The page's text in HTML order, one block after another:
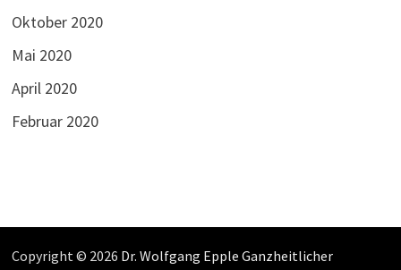
Oktober 2020
Mai 2020
April 2020
Februar 2020
Copyright © 2026 Dr. Wolfgang Epple Ganzheitlicher